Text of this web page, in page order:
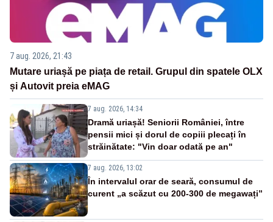
7 aug. 2026, 21:43
Mutare uriașă pe piața de retail. Grupul din spatele OLX
și Autovit preia eMAG
7 aug. 2026, 14:34
Dramă uriașă! Seniorii României, între
pensii mici și dorul de copiii plecați în
străinătate: "Vin doar odată pe an"
7 aug. 2026, 13:02
În intervalul orar de seară, consumul de
curent „a scăzut cu 200-300 de megawați”